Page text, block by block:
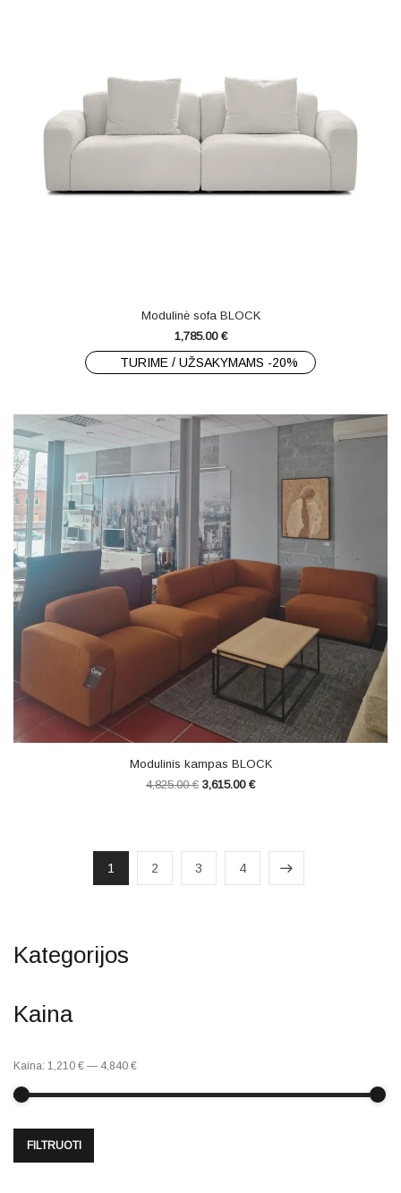
Modulinė sofa BLOCK
1,785.00 €
TURIME / UŽSAKYMAMS -20%
Modulinis kampas BLOCK
4,825.00€ 3,615.00 €
1 2 3 4
Kategorijos
Kaina
FILTRUOTI
Kaina: 1,210 € — 4,840 €